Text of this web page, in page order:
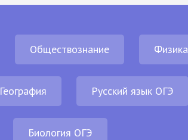
Обществознание Физика
География Русский язык ОГЭ
Биология ОГЭ